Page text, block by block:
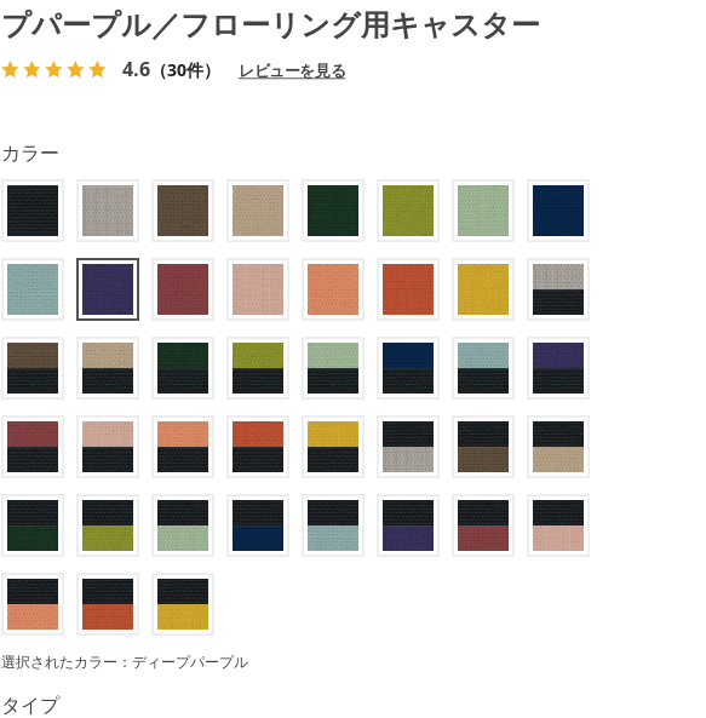
プパープル／フローリング用キャスター
4.6 （30件） レビューを見る
カラー
選択されたカラー：ディープパープル
タイプ